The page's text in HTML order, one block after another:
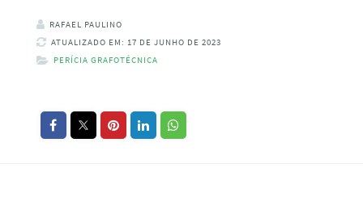
RAFAEL PAULINO
ATUALIZADO EM: 17 DE JUNHO DE 2023
PERÍCIA GRAFOTÉCNICA